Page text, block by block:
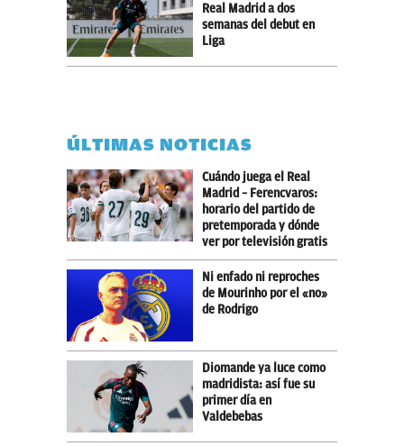
Real Madrid a dos
semanas del debut en
Liga
ÚLTIMAS NOTICIAS
Cuándo juega el Real
Madrid – Ferencvaros:
horario del partido de
pretemporada y dónde
ver por televisión gratis
Ni enfado ni reproches
de Mourinho por el «no»
de Rodrigo
Diomande ya luce como
madridista: así fue su
primer día en
Valdebebas